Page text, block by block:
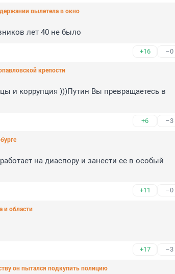
вылетела в окно
лет 40 не было
+16 –0
крепости
и коррупция )))Путин Вы превращаетесь в
+6 –3
на диаспору и занести ее в особый
+11 –0
и области
+17 –3
он пытался подкупить полицию